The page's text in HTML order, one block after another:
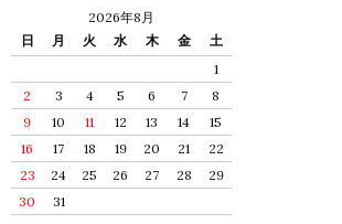
2026年8月
日
月 火 水 木 金
土
1
2
3 4 5 6 7
8
9
10 11 12 13 14
15
16
17 18 19 20 21
22
23
24 25 26 27 28
29
30
31